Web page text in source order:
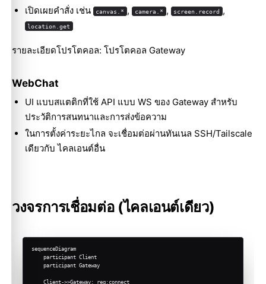
เปิดเผยคำสั่ง เช่น
canvas.* , camera.* , screen.record ,
location.get
รายละเอียดโปรโตคอล: โปรโตคอล Gateway
WebChat
UI แบบสแตติกที่ใช้ API แบบ WS ของ Gateway สำหรับ
ประวัติการสนทนาและการส่งข้อความ
ในการตั้งค่าระยะไกล จะเชื่อมต่อผ่านทันเนล SSH/Tailscale
เดียวกับ ไคลเอนต์อื่น
วงจรการเชื่อมต่อ (ไคลเอนต์เดียว)
sequenceDiagram